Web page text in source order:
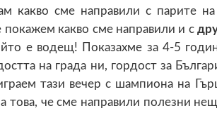
какво сме направили с парите
какво сме направили и с
е водещ! Показахме за 4-5
на града ни, гордост за
тази вечер с шампиона на
това, че сме направили полезни